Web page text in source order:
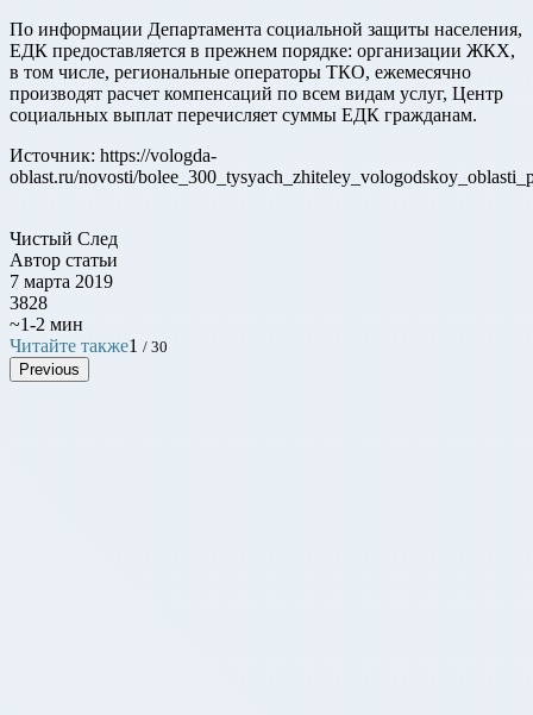
По информации Департамента социальной защиты населения,
ЕДК предоставляется в прежнем порядке: организации ЖКХ,
в том числе, региональные операторы ТКО, ежемесячно
производят расчет компенсаций по всем видам услуг, Центр
социальных выплат перечисляет суммы ЕДК гражданам.
Источник: https://vologda-
oblast.ru/novosti/
Чистый След
Автор статьи
7 марта 2019
3828
~1-2 мин
Читайте также1 / 30
Previous